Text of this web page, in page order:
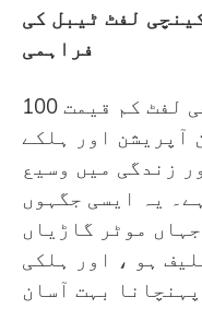
کینچی لفٹ ٹیبل کی
فراہمی
100 کلوگرام ہائیڈرالک کینچی لفٹ کم قیمت
آپریشن اور ہلکے
زندگی میں وسیع
یہ ایسی جگہوں
موٹر گاڑیاں
ہو ، اور ہلکی
بہت آسان